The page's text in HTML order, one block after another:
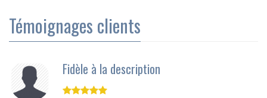
Témoignages clients
Fidèle à la description